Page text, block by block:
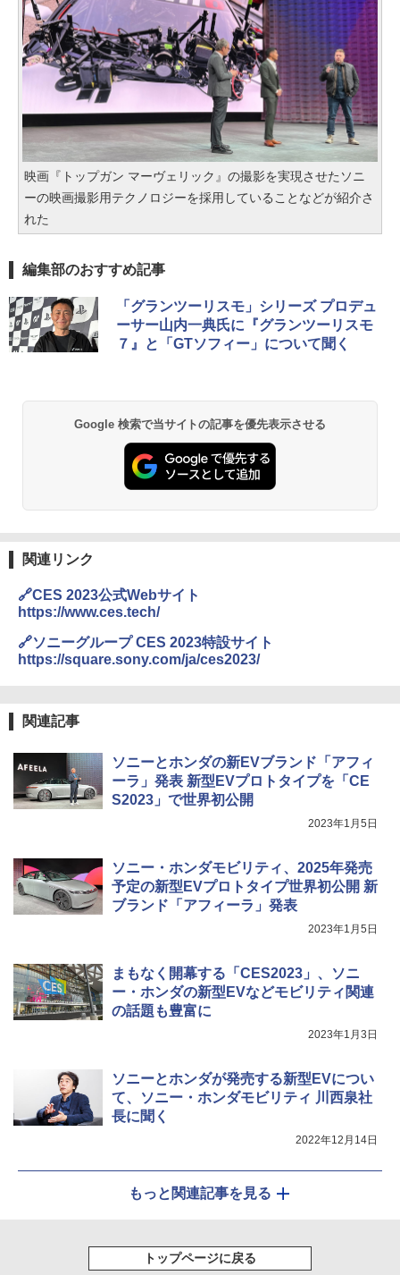
映画『トップガン マーヴェリック』の撮影を実現させたソニ
ーの映画撮影用テクノロジーを採用していることなどが紹介さ
れた
編集部のおすすめ記事
「グランツーリスモ」シリーズ プロデュ
ーサー山内一典氏に『グランツーリスモ
７』と「GTソフィー」について聞く
Google 検索で当サイトの記事を優先表示させる
関連リンク
🔗CES 2023公式Webサイト
https://www.ces.tech/
🔗ソニーグループ CES 2023特設サイト
https://square.sony.com/ja/ces2023/
関連記事
ソニーとホンダの新EVブランド「アフィ
ーラ」発表 新型EVプロトタイプを「CE
S2023」で世界初公開
2023年1月5日
ソニー・ホンダモビリティ、2025年発売
予定の新型EVプロトタイプ世界初公開 新
ブランド「アフィーラ」発表
2023年1月5日
まもなく開幕する「CES2023」、ソニ
ー・ホンダの新型EVなどモビリティ関連
の話題も豊富に
2023年1月3日
ソニーとホンダが発売する新型EVについ
て、ソニー・ホンダモビリティ 川西泉社
長に聞く
2022年12月14日
もっと関連記事を見る
トップページに戻る